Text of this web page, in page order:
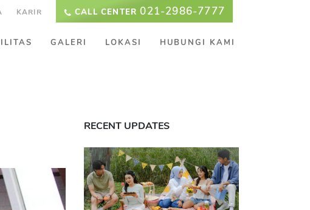
KARIR CALL CENTER 021-2986-7777
GALERI LOKASI HUBUNGI KAMI
RECENT UPDATES